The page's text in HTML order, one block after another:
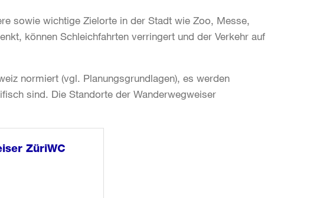
sowie wichtige Zielorte in der Stadt wie Zoo, Messe,
können Schleichfahrten verringert und der Verkehr auf
normiert (vgl. Planungsgrundlagen), es werden
sind. Die Standorte der Wanderwegweiser
ZüriWC